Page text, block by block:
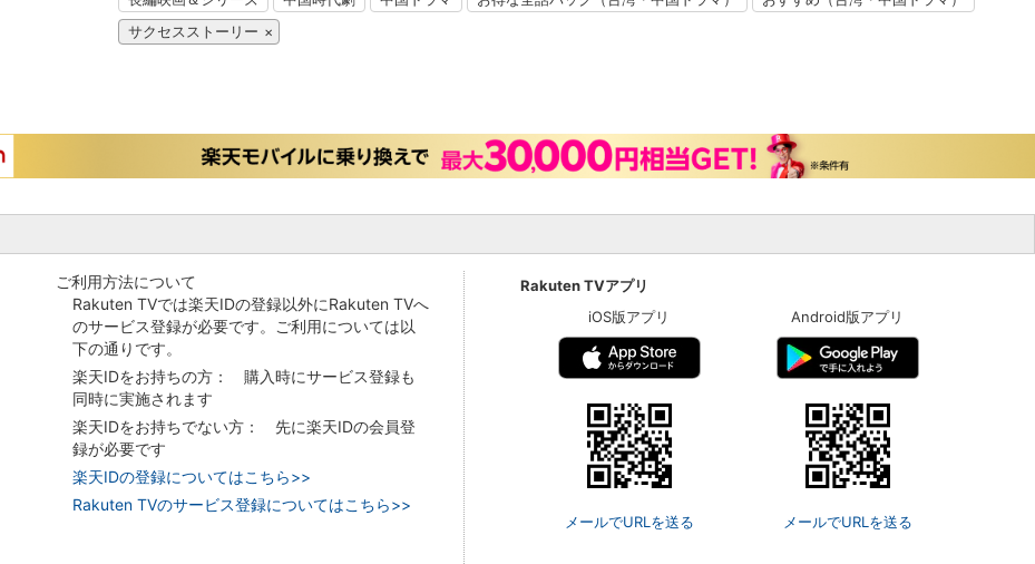
サクセスストーリー
ご利用方法について
Rakuten TVでは楽天IDの登録以外にRakuten TVへ
のサービス登録が必要です。ご利用については以
下の通りです。
楽天IDをお持ちの方： 購入時にサービス登録も
同時に実施されます
楽天IDをお持ちでない方： 先に楽天IDの会員登
録が必要です
楽天IDの登録についてはこちら>>
Rakuten TVのサービス登録についてはこちら>>
Rakuten TVアプリ
iOS版アプリ
メールでURLを送る
Android版アプリ
メールでURLを送る